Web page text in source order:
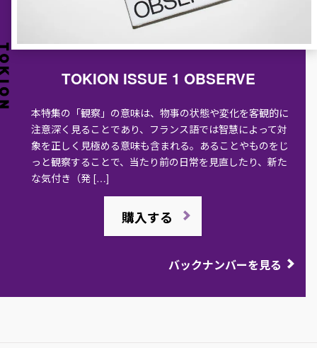
TOKION ISSUE 1 OBSERVE
本特集の「観察」の意味は、物事の状態や変化を客観的に
注意深く見ることであり、フランス語では智慧によって対
象を正しく見極める意味も含まれる。あることやものをじ
っと観察することで、当たり前の日常を見直したり、新た
な気付き（発 […]
購入する
バックナンバーを見る